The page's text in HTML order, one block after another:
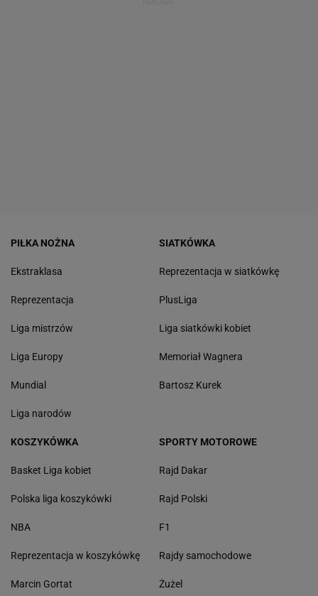
PIŁKA NOŻNA
Ekstraklasa
Reprezentacja
Liga mistrzów
Liga Europy
Mundial
Liga narodów
SIATKÓWKA
Reprezentacja w siatkówkę
PlusLiga
Liga siatkówki kobiet
Memoriał Wagnera
Bartosz Kurek
KOSZYKÓWKA
Basket Liga kobiet
Polska liga koszykówki
NBA
Reprezentacja w koszykówkę
Marcin Gortat
SPORTY MOTOROWE
Rajd Dakar
Rajd Polski
F1
Rajdy samochodowe
Żużel